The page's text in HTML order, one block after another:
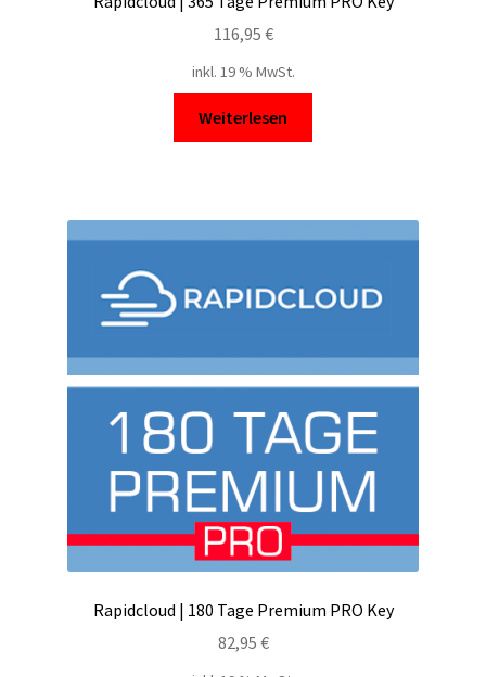
116,95 €
inkl. 19 % MwSt.
Weiterlesen
Rapidcloud | 180 Tage Premium PRO Key
82,95 €